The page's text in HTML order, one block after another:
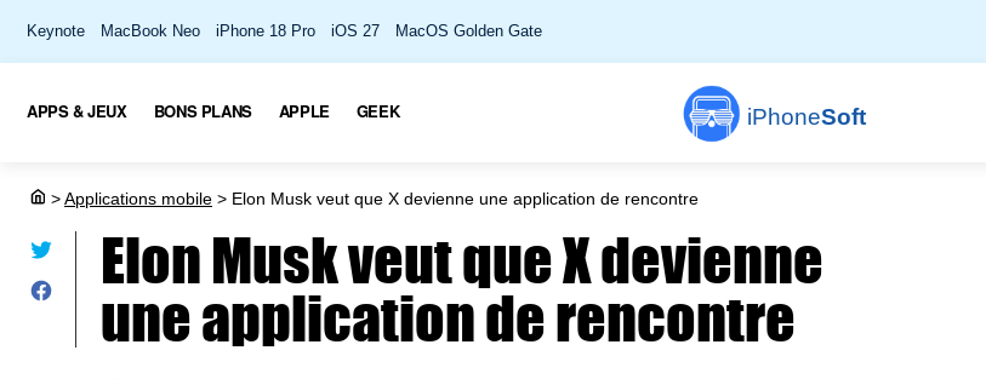
Keynote MacBook Neo iPhone 18 Pro iOS 27 MacOS Golden Gate
iPhoneSoft
APPS & JEUX BONS PLANS APPLE GEEK
>Applications mobile > Elon Musk veut que X devienne une application de rencontre
Elon Musk veut que X devienne
une application de rencontre